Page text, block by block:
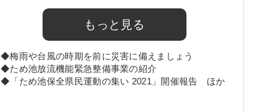
もっと見る
◆梅雨や台風の時期を前に災害に備えましょう
◆ため池放流機能緊急整備事業の紹介
◆「ため池保全県民運動の集い 2021」開催報告 ほか